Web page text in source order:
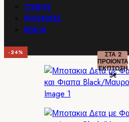
ΤΣΑΝΤΕΣ
ΠΡΟΣΦΟΡΕΣ
NEW IN
0-24% ΣΤΑ 2
ΠΡΟΙΟΝΤΑ
ΕΚΠΤΩΣΗ
5€